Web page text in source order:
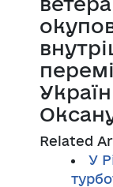
Related
У